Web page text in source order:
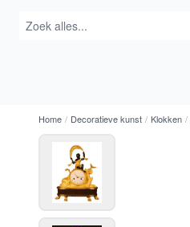
Home / Decoratieve kunst / Klokken /